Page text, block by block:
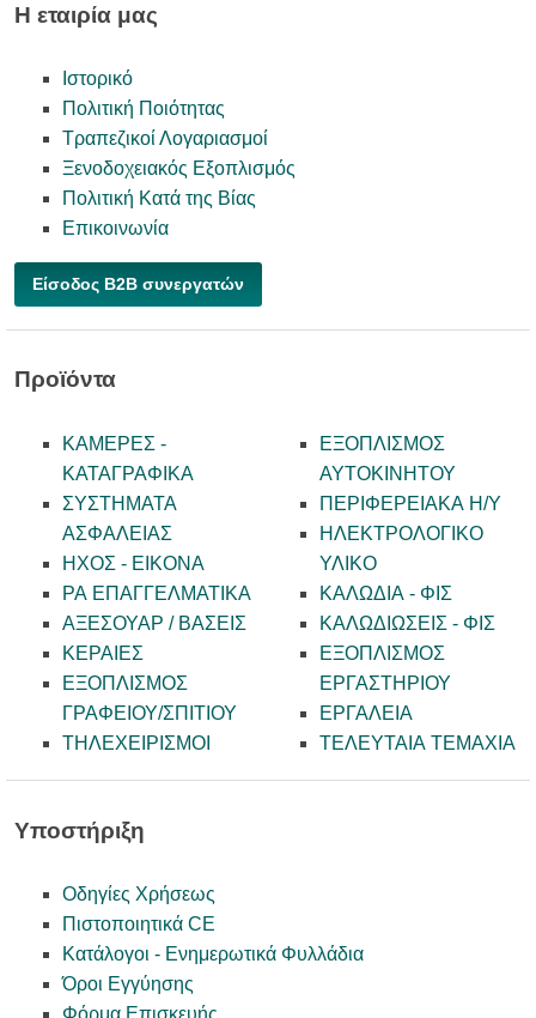
Η εταιρία μας
Ιστορικό
Πολιτική Ποιότητας
Τραπεζικοί Λογαριασμοί
Ξενοδοχειακός Εξοπλισμός
Πολιτική Κατά της Βίας
Επικοινωνία
Είσοδος B2B συνεργατών
Προϊόντα
ΚΑΜΕΡΕΣ -
KATAΓΡΑΦΙΚΑ
ΣΥΣΤΗΜΑΤΑ
ΑΣΦΑΛΕΙΑΣ
ΗΧΟΣ - ΕΙΚΟΝΑ
PA ΕΠΑΓΓΕΛΜΑΤΙΚΑ
ΑΞΕΣΟΥΑΡ / ΒΑΣΕΙΣ
ΚΕΡΑΙΕΣ
ΕΞΟΠΛΙΣΜΟΣ
ΓΡΑΦΕΙΟΥ/ΣΠΙΤΙΟΥ
ΤΗΛΕΧΕΙΡΙΣΜΟΙ
ΕΞΟΠΛΙΣΜΟΣ
ΑΥΤΟΚΙΝΗΤΟΥ
ΠΕΡΙΦΕΡΕΙΑΚΑ Η/Υ
ΗΛΕΚΤΡΟΛΟΓΙΚΟ
ΥΛΙΚΟ
ΚΑΛΩΔΙΑ - ΦΙΣ
ΚΑΛΩΔΙΩΣΕΙΣ - ΦΙΣ
ΕΞΟΠΛΙΣΜΟΣ
ΕΡΓΑΣΤΗΡΙΟΥ
ΕΡΓΑΛΕΙΑ
ΤΕΛΕΥΤΑΙΑ ΤΕΜΑΧΙΑ
Υποστήριξη
Οδηγίες Χρήσεως
Πιστοποιητικά CE
Κατάλογοι - Ενημερωτικά Φυλλάδια
Όροι Εγγύησης